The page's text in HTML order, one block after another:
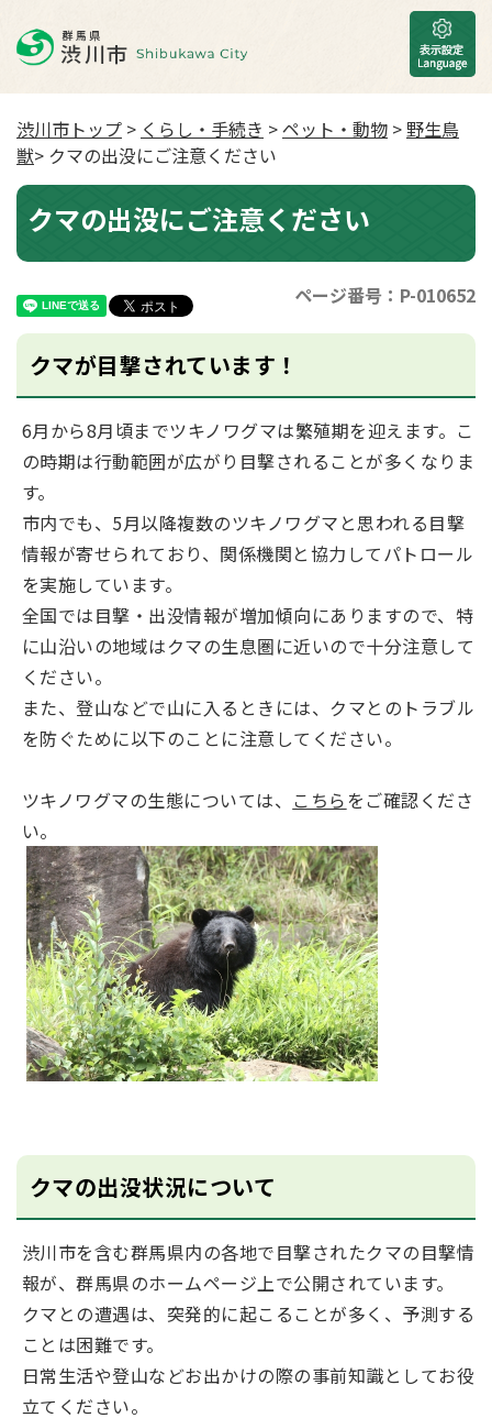
渋川市トップ > くらし・手続き >ペット・動物 >野生鳥
獣> クマの出没にご注意ください
クマの出没にご注意ください
ページ番号：P-010652
クマが目撃されています！
6月から8月頃までツキノワグマは繁殖期を迎えます。こ
の時期は行動範囲が広がり目撃されることが多くなりま
す。
市内でも、5月以降複数のツキノワグマと思われる目撃
情報が寄せられており、関係機関と協力してパトロール
を実施しています。
全国では目撃・出没情報が増加傾向にありますので、特
に山沿いの地域はクマの生息圏に近いので十分注意して
ください。
また、登山などで山に入るときには、クマとのトラブル
を防ぐために以下のことに注意してください。
ツキノワグマの生態については、 こちらをご確認くださ
い。
クマの出没状況について
渋川市を含む群馬県内の各地で目撃されたクマの目撃情
報が、群馬県のホームページ上で公開されています。
クマとの遭遇は、突発的に起こることが多く、予測する
ことは困難です。
日常生活や登山などお出かけの際の事前知識としてお役
立てください。